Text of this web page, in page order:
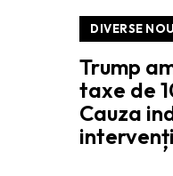
DIVERSE
Trump
taxe de
Cauza